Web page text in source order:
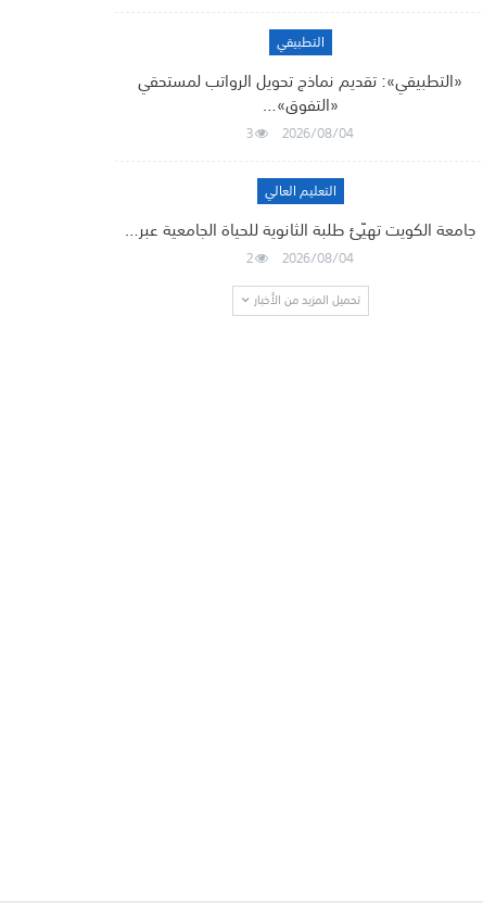
التطبيقي
«التطبيقي»: تقديم نماذج تحويل الرواتب لمستحقي
«التفوق»…
2026/08/04
3
التعليم العالي
جامعة الكويت تهيّئ طلبة الثانوية للحياة الجامعية عبر…
2026/08/04
2
تحميل المزيد من الأخبار